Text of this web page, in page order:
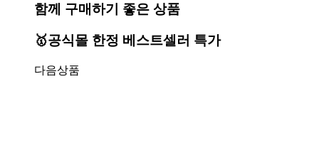
함께 구매하기 좋은 상품
🥇공식몰 한정 베스트셀러 특가
다음상품